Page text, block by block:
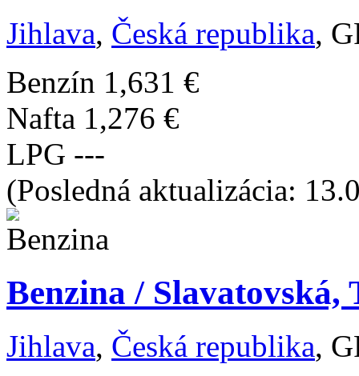
Jihlava, Česká republika,
Benzín 1,631 €
Nafta 1,276 €
LPG ---
(Posledná aktualizácia:
Benzina / Slavatovská,
Jihlava, Česká republika,